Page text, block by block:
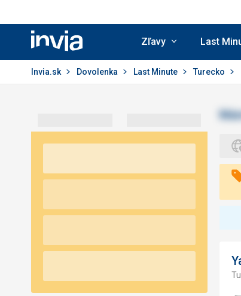
Invia.sk
Zľavy Last
Invia.sk Dovolenka Last Minute Turecko